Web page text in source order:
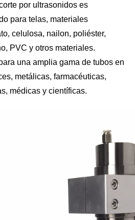
de pulverización ultrasónica es una
por ultrasonidos es
para telas, materiales
celulosa, nailon, poliéster,
PVC y otros materiales.
una amplia gama de tubos en
metálicas, farmacéuticas,
médicas y científicas.